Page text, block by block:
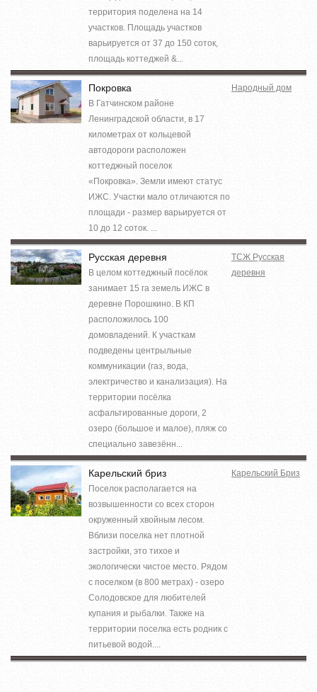
территория поделена на 14
участков. Площадь участков
варьируется от 37 до 150 соток,
площадь коттеджей &...
Покровка
В Гатчинском районе
Ленинградской области, в 17
километрах от кольцевой
автодороги расположен
коттеджный поселок
«Покровка». Земли имеют статус
ИЖС. Участки мало отличаются по
площади - размер варьируется от
10 до 12 соток. ...
Народный дом
Русская деревня
В целом коттеджный посёлок
занимает 15 га земель ИЖС в
деревне Порошкино. В КП
расположилось 100
домовладений. К участкам
подведены центрыльные
коммуникации (газ, вода,
электричество и канализация). На
территории посёлка
асфальтированные дороги, 2
озеро (большое и малое), пляж со
специально завезённ...
ТСЖ Русская
деревня
Карельский бриз
Поселок располагается на
возвышенности со всех сторон
окруженный хвойным лесом.
Вблизи поселка нет плотной
застройки, это тихое и
экологически чистое место. Рядом
с поселком (в 800 метрах) - озеро
Солодовское для любителей
купания и рыбалки. Также на
территории поселка есть родник с
питьевой водой....
Карельский Бриз